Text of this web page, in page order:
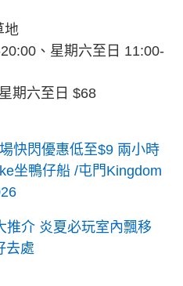
地
、星期六至日 11:00-
期六至日 $68
快閃優惠低至$9 兩小時
坐鴨仔船 /屯門Kingdom
推介 炎夏必玩室內飄移
去處